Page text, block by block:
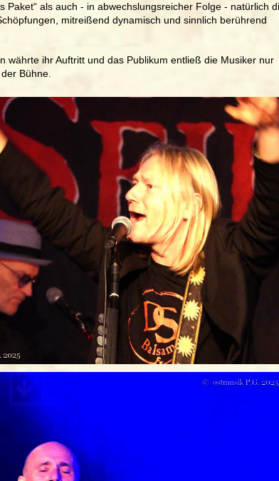
Paket“ als auch - in abwechslungsreicher Folge - natürlich
mitreißend dynamisch und sinnlich berührend
währte ihr Auftritt und das Publikum entließ die Musiker nur
Bühne.